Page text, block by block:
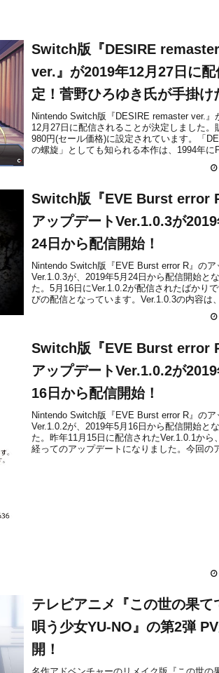
Switch版『DESIRE remaster
ver.』が2019年12月27日に配
定！菅野ひろゆき氏が手掛け
アドベンチャー
Nintendo Switch版『DESIRE remaster ver.』
12月27日に配信されることが決定しました。
980円(セール価格)に設定されています。「
の螺旋」としても知られる本作は、1994年に
Switch版『EVE Burst error
アップデートVer.1.0.3が2019
24日から配信開始！
Nintendo Switch版『EVE Burst error R』のア
Ver.1.0.3が、2019年5月24日から配信開始と
た。5月16日にVer.1.0.2が配信されたばかり
びの配信となっています。Ver.1.0.3の内容は
Switch版『EVE Burst error
アップデートVer.1.0.2が2019
16日から配信開始！
Nintendo Switch版『EVE Burst error R』のア
Ver.1.0.2が、2019年5月16日から配信開始と
た。昨年11月15日に配信されたVer.1.0.1から
経ってのアップデートになりました。今回の
テレビアニメ『この世の果て
唄う少女YU-NO』の第2弾
開！